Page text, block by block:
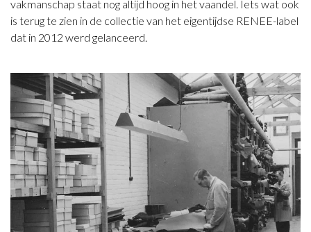
vakmanschap staat nog altijd hoog in het vaandel. Iets wat ook
is terug te zien in de collectie van het eigentijdse RENEE-label
dat in 2012 werd gelanceerd.